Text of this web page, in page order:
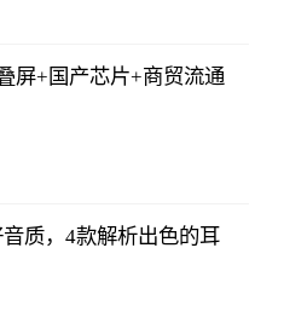
屏+国产芯片+商贸流通
质，4款解析出色的耳